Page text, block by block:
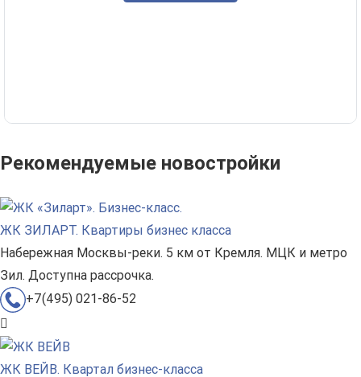
Рекомендуемые новостройки
ЖК ЗИЛАРТ. Квартиры бизнес класса
Набережная Москвы-реки. 5 км от Кремля. МЦК и метро
Зил. Доступна рассрочка.
+7(495) 021-86-52
ЖК ВЕЙВ. Квартал бизнес-класса